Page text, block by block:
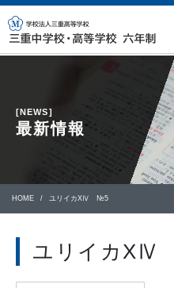
[NEWS]
最新情報
HOME ユリイカXⅣ №5
ユリイカ